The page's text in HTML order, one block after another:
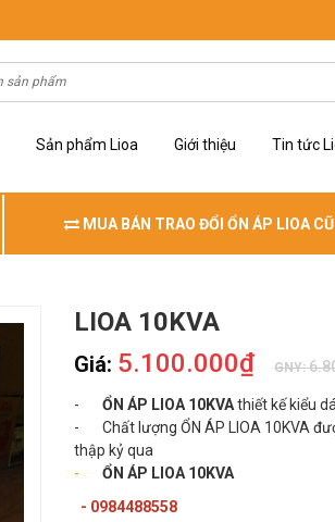
Sản phẩm Lioa Giới thiệu Tin tức
MUA BÁN TRAO ĐỔI ỔN ÁP LIOA CŨ
LIOA 10KVA
Giá: 5.100.000₫ GNY:
- ỔN ÁP LIOA 10KVAthiết kế kiểu
- Chất lượng ỔN ÁP LIOA 10KVA
thập kỷ qua
-
ỔN ÁP LIOA 10KVA
- 0984488558